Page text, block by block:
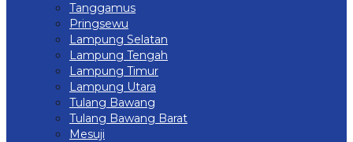
Tanggamus
Pringsewu
Lampung Selatan
Lampung Tengah
Lampung Timur
Lampung Utara
Tulang Bawang
Tulang Bawang Barat
Mesuji